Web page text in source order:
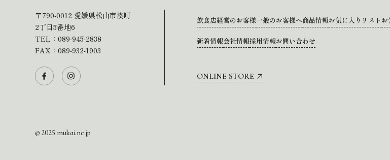
〒790-0012 愛媛県松山市湊町
2丁目5番地6
TEL： 089-945-2838
FAX：089-932-1903
飲食店経営のお客様一般のお客様へ商品情報お気に入りリスト
新着情報会社情報採用情報お問い合わせ
ONLINE STORE
© 2025 mukai.ne.jp